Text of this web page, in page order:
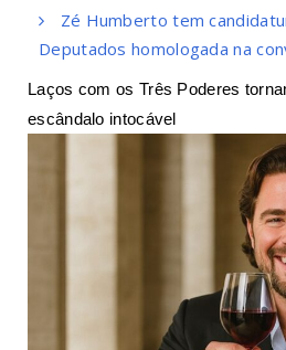
Zé Humberto tem
Deputados homologada na
Laços com os Três Poderes
escândalo intocável